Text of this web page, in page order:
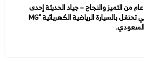
إم جي تحتفل بمرور 100 عام من التميز والنجاح – جياد الحديثة إحدى
شركات محمد يوسف ناغي تحتفل بالسيارة الرياضية الكهربائية “MG